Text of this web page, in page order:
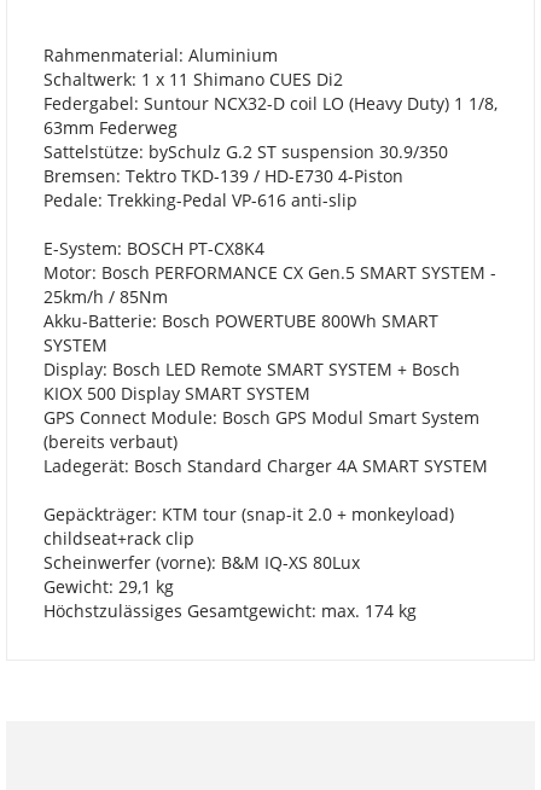
Rahmenmaterial: Aluminium
Schaltwerk: 1 x 11 Shimano CUES Di2
Federgabel: Suntour NCX32-D coil LO (Heavy Duty) 1 1/8,
63mm Federweg
Sattelstütze: bySchulz G.2 ST suspension 30.9/350
Bremsen: Tektro TKD-139 / HD-E730 4-Piston
Pedale: Trekking-Pedal VP-616 anti-slip
E-System: BOSCH PT-CX8K4
Motor: Bosch PERFORMANCE CX Gen.5 SMART SYSTEM -
25km/h / 85Nm
Akku-Batterie: Bosch POWERTUBE 800Wh SMART
SYSTEM
Display: Bosch LED Remote SMART SYSTEM + Bosch
KIOX 500 Display SMART SYSTEM
GPS Connect Module: Bosch GPS Modul Smart System
(bereits verbaut)
Ladegerät: Bosch Standard Charger 4A SMART SYSTEM
Gepäckträger: KTM tour (snap-it 2.0 + monkeyload)
childseat+rack clip
Scheinwerfer (vorne): B&M IQ-XS 80Lux
Gewicht: 29,1 kg
Höchstzulässiges Gesamtgewicht: max. 174 kg